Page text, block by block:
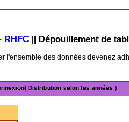
RHFC || Dépouillement de
l'ensemble des données devenez
Distribution selon les années )